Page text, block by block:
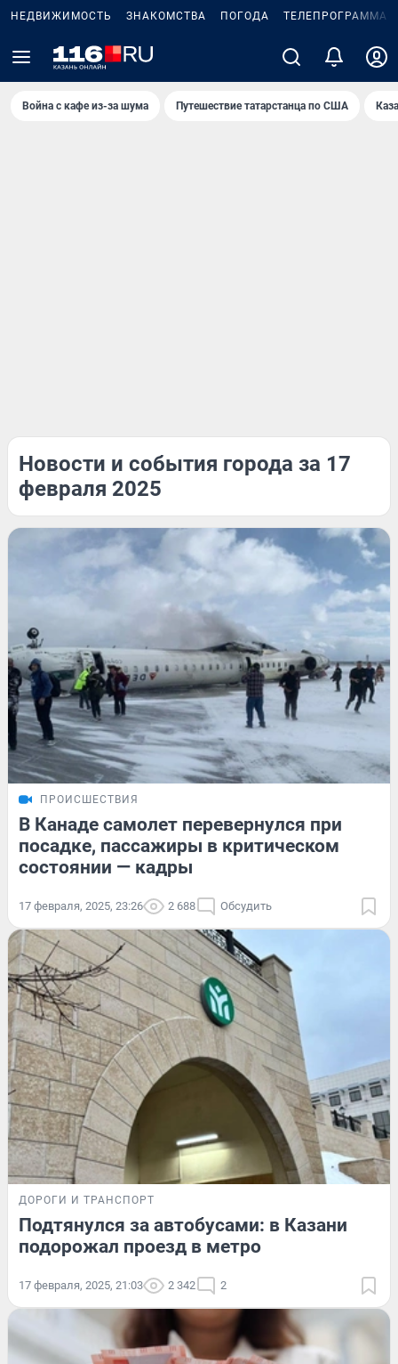
НЕДВИЖИМОСТЬ ЗНАКОМСТВА ПОГОДА ТЕЛЕПРОГРАММА
Война с кафе из-за шума Путешествие татарстанца по США
Новости и события города за 17
февраля 2025
ПРОИСШЕСТВИЯ
В Канаде самолет перевернулся при
посадке, пассажиры в критическом
состоянии — кадры
17 февраля, 2025, 23:26 2 688 Обсудить
ДОРОГИ И ТРАНСПОРТ
Подтянулся за автобусами: в Казани
подорожал проезд в метро
17 февраля, 2025, 21:03 2 342 2